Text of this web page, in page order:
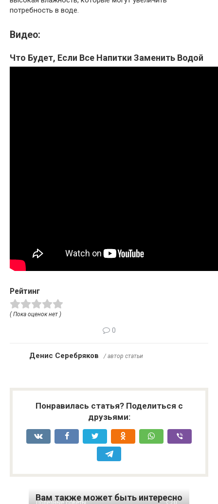
потребность в воде.
Видео:
Что Будет, Если Все Напитки Заменить Водой
Рейтинг
( Пока оценок нет )
0
Денис Серебряков / автор статьи
Понравилась статья? Поделиться с
друзьями:
Вам также может быть интересно
Полезные советы 0